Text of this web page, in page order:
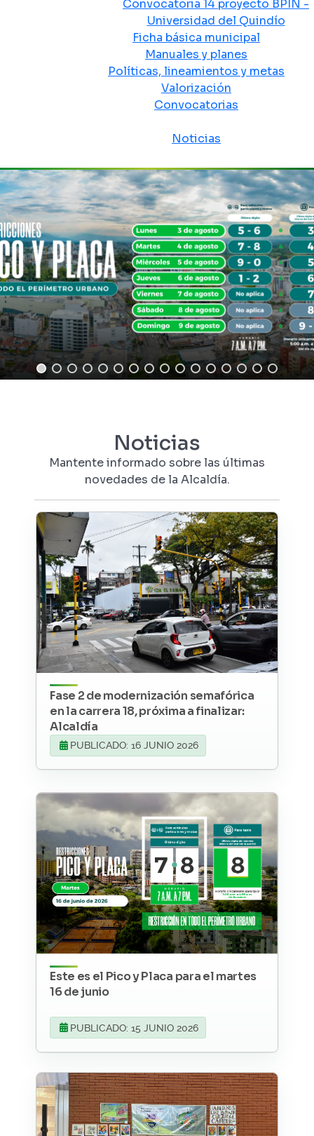
Convocatoria 14 proyecto BPIN -
Universidad del Quindío
Ficha básica municipal
Manuales y planes
Políticas, lineamientos y metas
Valorización
Convocatorias
Noticias
Noticias
Mantente informado sobre las últimas
novedades de la Alcaldía.
Fase 2 de modernización semafórica
en la carrera 18, próxima a finalizar:
Alcaldía
PUBLICADO: 16 JUNIO 2026
Este es el Pico y Placa para el martes
16 de junio
PUBLICADO: 15 JUNIO 2026